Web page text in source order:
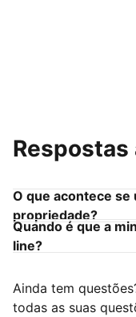
Junte-se a
O que acontece se
propriedade?
Quando é que a
line?
Ainda tem
todas as suas